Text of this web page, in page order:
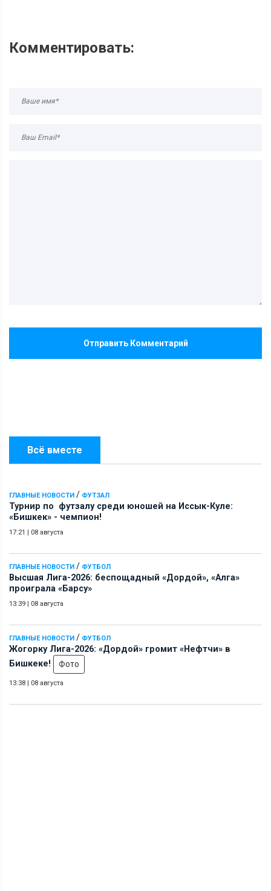
Всё вместе
ГЛАВНЫЕ НОВОСТИ / ФУТЗАЛ
Турнир по футзалу среди юношей на Иссык-Куле:
«Бишкек» - чемпион!
17:21 | 08 августа
ГЛАВНЫЕ НОВОСТИ / ФУТБОЛ
Высшая Лига-2026: беспощадный «Дордой», «Алга»
проиграла «Барсу»
13:39 | 08 августа
ГЛАВНЫЕ НОВОСТИ / ФУТБОЛ
Жогорку Лига-2026: «Дордой» громит «Нефтчи» в
Бишкеке!
Фото
13:38 | 08 августа
Комментировать:
Отправить Комментарий